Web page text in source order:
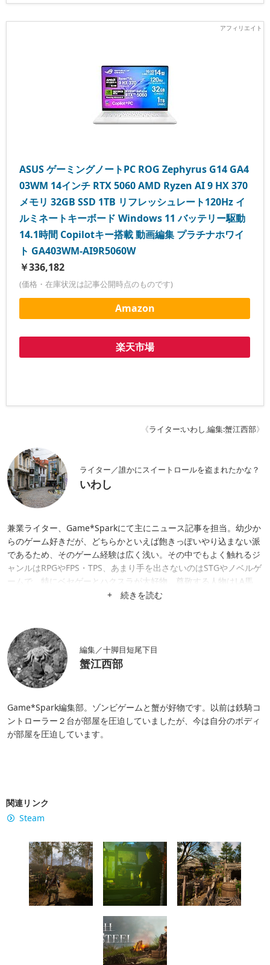
ASUS ゲーミングノートPC ROG Zephyrus G14 GA4
03WM 14インチ RTX 5060 AMD Ryzen AI 9 HX 370
メモリ 32GB SSD 1TB リフレッシュレート120Hz イ
ルミネートキーボード Windows 11 バッテリー駆動
14.1時間 Copilotキー搭載 動画編集 プラチナホワイ
ト GA403WM-AI9R5060W
￥336,182
(価格・在庫状況は記事公開時点のものです)
Amazon
楽天市場
《ライター:いわし,編集:蟹江西部》
ライター／誰かにスイートロールを盗まれたかな？
いわし
兼業ライター、Game*Sparkにて主にニュース記事を担当。幼少か
らのゲーム好きだが、どちらかといえば飽きっぽいやり込まない派
であるため、そのゲーム経験は広く浅い。その中でもよく触れるジ
ャンルはRPGやFPS・TPS、あまり手を出さないのはSTGやノベルゲ
ームで、特にベセゲーとハクスラが大好物。尊敬する人物はLA馬
+ 続きを読む
編集／十脚目短尾下目
蟹江西部
Game*Spark編集部。ゾンビゲームと蟹が好物です。以前は鉄騎コ
ントローラー２台が部屋を圧迫していましたが、今は自分のボディ
が部屋を圧迫しています。
関連リンク
Steam